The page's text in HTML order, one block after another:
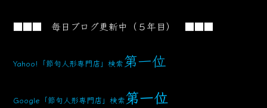
■■■ 毎日ブログ更新中（５年目） ■■■
Yahoo!「節句人形専門店」検索第一位
Google「節句人形専門店」検索第一位